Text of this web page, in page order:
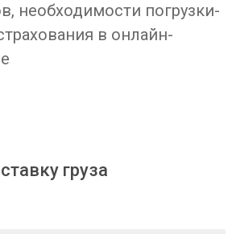
необходимости погрузки-
в онлайн-
груза